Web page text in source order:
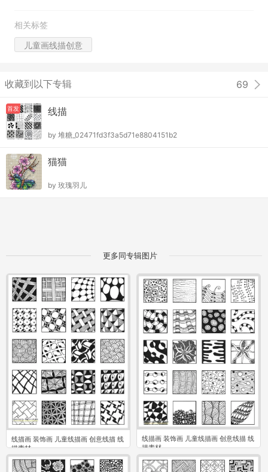
相关标签
儿童画线描创意
收藏到以下专辑 69
首发 线描
by 堆糖_02471fd3f3a5d71e8804151b2
猫猫
by 玫瑰羽儿
更多同专辑图片
线描画 装饰画 儿童线描画 创意线描 线
描素材
0
线描画 装饰画 儿童线描画 创意线描 线
描素材
0